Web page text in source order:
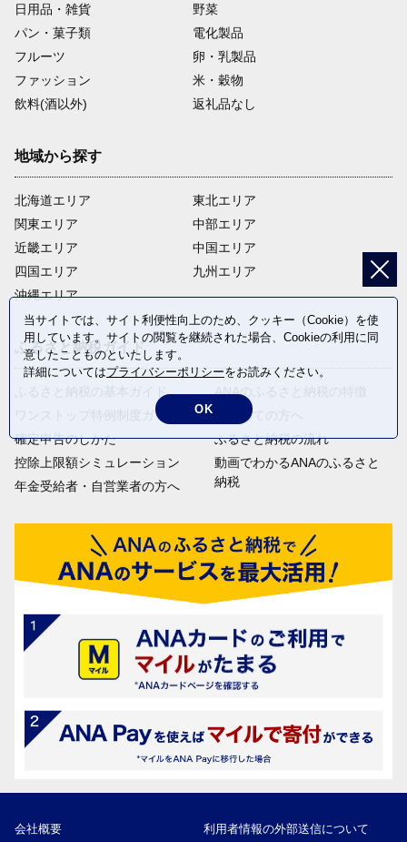
日用品・雑貨
野菜
パン・菓子類
電化製品
フルーツ
卵・乳製品
ファッション
米・穀物
飲料(酒以外)
返礼品なし
地域から探す
北海道エリア
関東エリア
近畿エリア
四国エリア
沖縄エリア
東北エリア
中部エリア
中国エリア
九州エリア
ふるさと納税ガイド
ふるさと納税の基本ガイド
ワンストップ特例制度ガイド
確定申告のしかた
控除上限額シミュレーション
年金受給者・自営業者の方へ
ANAのふるさと納税の特徴
はじめての方へ
ふるさと納税の流れ
動画でわかるANAのふるさと
納税
会社概要 利用者情報の外部送信について
当サイトでは、サイト利便性向上のため、クッキー（Cookie）を使
用しています。サイトの閲覧を継続された場合、Cookieの利用に同
意したことものといたします。
詳細についてはプライバシーポリシーをお読みください。
OK